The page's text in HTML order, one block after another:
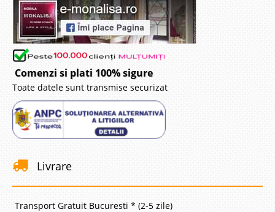
Comenzi si plati 100% sigure
Toate datele sunt transmise securizat
Livrare
Transport Gratuit Bucuresti * (2-5 zile)